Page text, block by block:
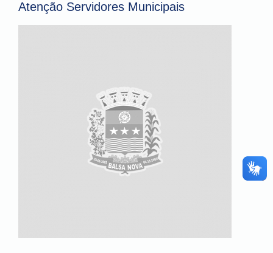
Atenção Servidores Municipais